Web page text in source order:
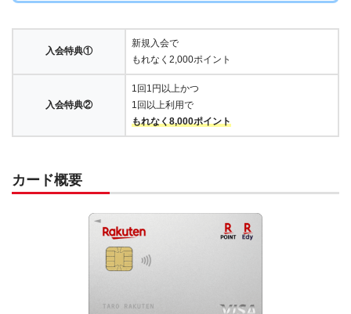
入会特典①
新規入会で
もれなく2,000ポイント
入会特典②
1回1円以上かつ
1回以上利用で
もれなく8,000ポイント
カード概要